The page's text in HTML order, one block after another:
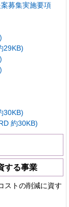
募集実施要項
29KB)
30KB)
約30KB)
する事業
ストの削減に資す